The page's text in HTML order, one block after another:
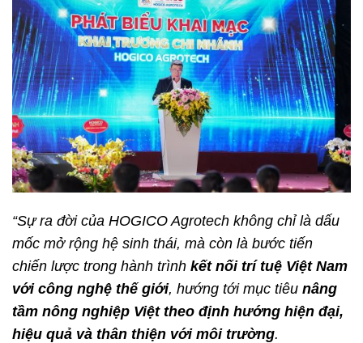
“Sự ra đời của HOGICO Agrotech không chỉ là dấu
mốc mở rộng hệ sinh thái, mà còn là bước tiến
chiến lược trong hành trình kết nối trí tuệ Việt Nam
với công nghệ thế giới, hướng tới mục tiêu nâng
tầm nông nghiệp Việt theo định hướng hiện đại,
hiệu quả và thân thiện với môi trường.